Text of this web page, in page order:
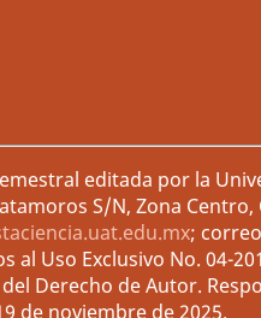
editada por la
S/N, Zona Centro,
;
Uso Exclusivo No. 04-
Derecho de Autor.
de noviembre de 2025.